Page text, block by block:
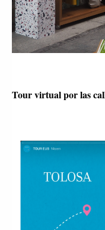
Tour virtual por las